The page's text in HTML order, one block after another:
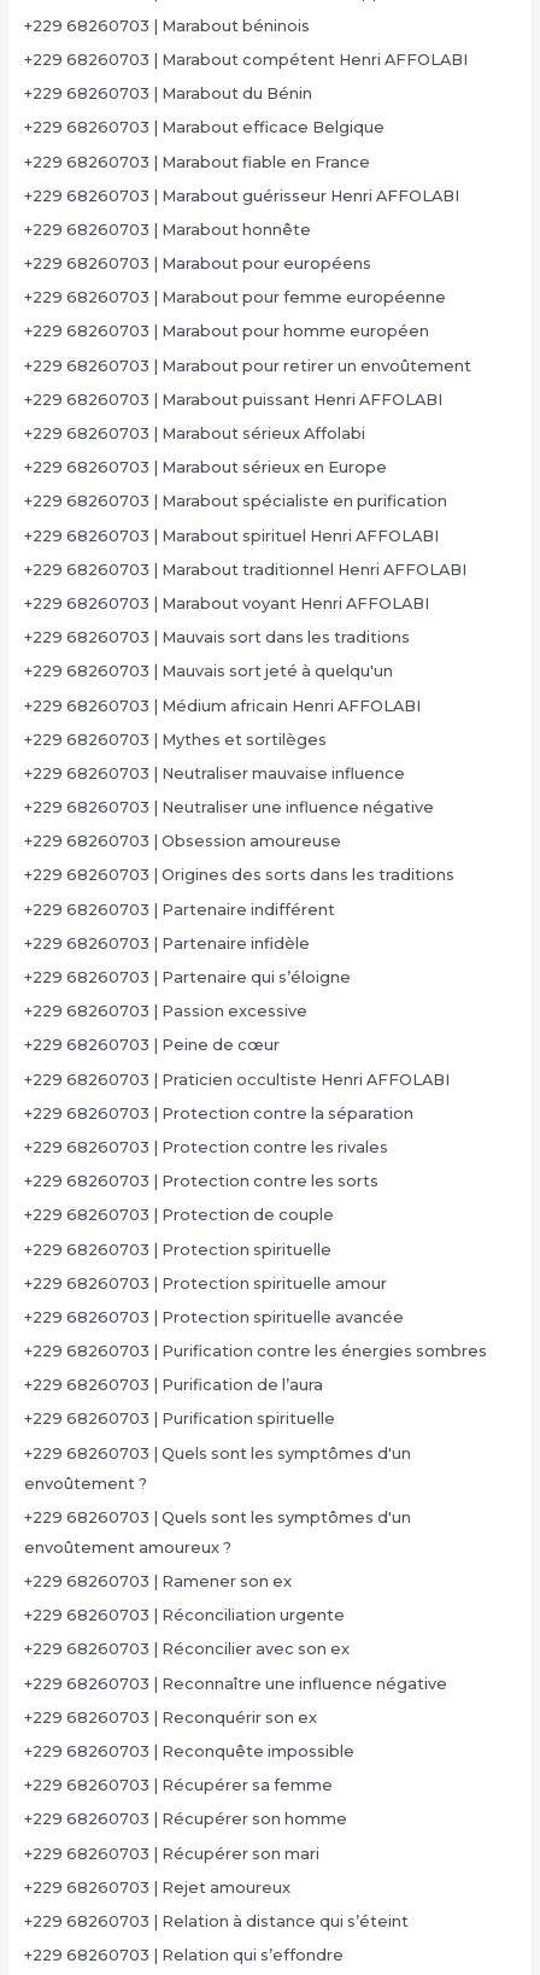
+229 68260703 | Marabout béninois
+229 68260703 | Marabout compétent Henri AFFOLABI
+229 68260703 | Marabout du Bénin
+229 68260703 | Marabout efficace Belgique
+229 68260703 | Marabout fiable en France
+229 68260703 | Marabout guérisseur Henri AFFOLABI
+229 68260703 | Marabout honnête
+229 68260703 | Marabout pour européens
+229 68260703 | Marabout pour femme européenne
+229 68260703 | Marabout pour homme européen
+229 68260703 | Marabout pour retirer un envoûtement
+229 68260703 | Marabout puissant Henri AFFOLABI
+229 68260703 | Marabout sérieux Affolabi
+229 68260703 | Marabout sérieux en Europe
+229 68260703 | Marabout spécialiste en purification
+229 68260703 | Marabout spirituel Henri AFFOLABI
+229 68260703 | Marabout traditionnel Henri AFFOLABI
+229 68260703 | Marabout voyant Henri AFFOLABI
+229 68260703 | Mauvais sort dans les traditions
+229 68260703 | Mauvais sort jeté à quelqu'un
+229 68260703 | Médium africain Henri AFFOLABI
+229 68260703 | Mythes et sortilèges
+229 68260703 | Neutraliser mauvaise influence
+229 68260703 | Neutraliser une influence négative
+229 68260703 | Obsession amoureuse
+229 68260703 | Origines des sorts dans les traditions
+229 68260703 | Partenaire indifférent
+229 68260703 | Partenaire infidèle
+229 68260703 | Partenaire qui s’éloigne
+229 68260703 | Passion excessive
+229 68260703 | Peine de cœur
+229 68260703 | Praticien occultiste Henri AFFOLABI
+229 68260703 | Protection contre la séparation
+229 68260703 | Protection contre les rivales
+229 68260703 | Protection contre les sorts
+229 68260703 | Protection de couple
+229 68260703 | Protection spirituelle
+229 68260703 | Protection spirituelle amour
+229 68260703 | Protection spirituelle avancée
+229 68260703 | Purification contre les énergies sombres
+229 68260703 | Purification de l’aura
+229 68260703 | Purification spirituelle
+229 68260703 | Quels sont les symptômes d'un
envoûtement ?
+229 68260703 | Quels sont les symptômes d'un
envoûtement amoureux ?
+229 68260703 | Ramener son ex
+229 68260703 | Réconciliation urgente
+229 68260703 | Réconcilier avec son ex
+229 68260703 | Reconnaître une influence négative
+229 68260703 | Reconquérir son ex
+229 68260703 | Reconquête impossible
+229 68260703 | Récupérer sa femme
+229 68260703 | Récupérer son homme
+229 68260703 | Récupérer son mari
+229 68260703 | Rejet amoureux
+229 68260703 | Relation à distance qui s’éteint
+229 68260703 | Relation qui s’effondre